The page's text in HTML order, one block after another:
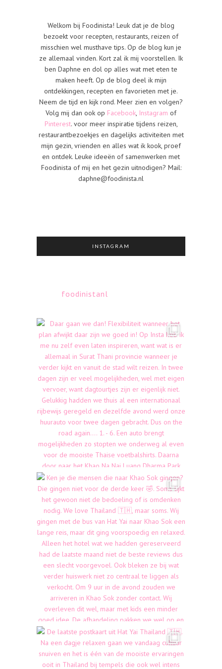
Welkom bij Foodinista! Leuk dat je de blog
bezoekt voor recepten, restaurants, reizen of
misschien wel musthave tips. Op de blog kun je
ze allemaal vinden. Kort zal ik mij voorstellen. Ik
ben Daphne en dol op alles wat met eten te
maken heeft. Op de blog deel ik mijn
ontdekkingen, recepten en favorieten met je.
Neem de tijd en kijk rond. Meer zien en volgen?
Volg mij dan ook op Facebook, Instagram of
Pinterest. voor meer inspiratie tijdens reizen,
restaurantbezoekjes en dagelijks activiteiten met
mijn gezin, vrienden en alles wat ik kook, proef
en ontdek. Leuke ideeën of samenwerken met
Foodinista of mij en het gezin uitnodigen? Mail:
daphne@foodinista.nl
INSTAGRAM
foodinistanl